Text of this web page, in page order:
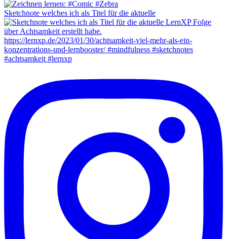
Sketchnote welches ich als Titel für die aktuelle